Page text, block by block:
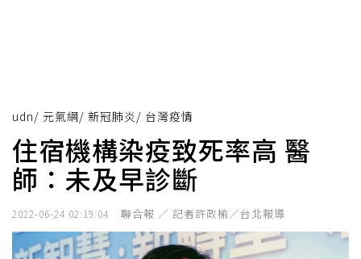
udn/ 元氣網/ 新冠肺炎 / 台灣疫情
住宿機構染疫致死率高 醫
師：未及早診斷
2022-06-24 02:19:04 聯合報 ／ 記者許政榆／台北報導